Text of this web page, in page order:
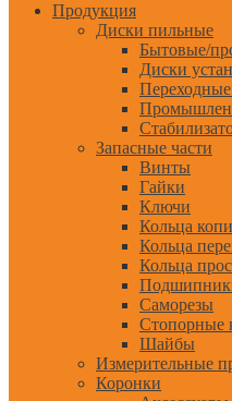
Продукция
Диски пильные
Бытовые/
Диски
Запасные части
Винты
Гайки
Ключи
Кольца
Кольца
Кольца
Саморезы
Стопорные
Шайбы
Измерительные
Коронки